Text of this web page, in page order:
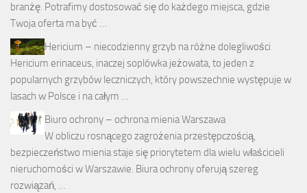
branżę. Potrafimy dostosować się do każdego miejsca, gdzie
Twoja oferta ma być …
Hericium – niecodzienny grzyb na różne dolegliwości
Hericium erinaceus, inaczej soplówka jeżowata, to jeden z
popularnych grzybów leczniczych, który powszechnie występuje w
lasach w Polsce i na całym …
Biuro ochrony – ochrona mienia Warszawa
W obliczu rosnącego zagrożenia przestępczością,
bezpieczeństwo mienia staje się priorytetem dla wielu właścicieli
nieruchomości w Warszawie. Biura ochrony oferują szereg
rozwiązań, …